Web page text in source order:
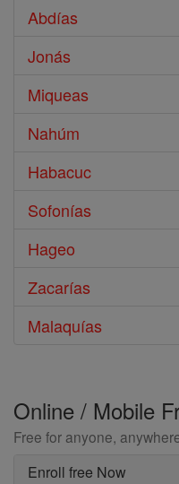
Abdías
Jonás
Miqueas
Nahúm
Habacuc
Sofonías
Hageo
Zacarías
Malaquías
Online / Mobile
Free for anyone,
Enroll free Now